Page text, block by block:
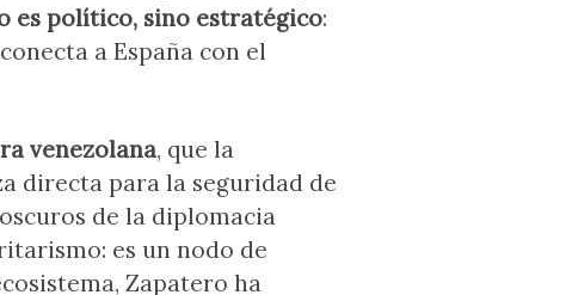
es político, sino estratégico:
a España con el
venezolana, que la
directa para la seguridad de
de la diplomacia
es un nodo de
Zapatero ha